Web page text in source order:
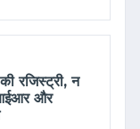
रजिस्ट्री, न
और